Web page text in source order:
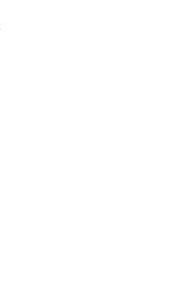
静波 風弱く見た目よりで
御前崎方面 カレント強